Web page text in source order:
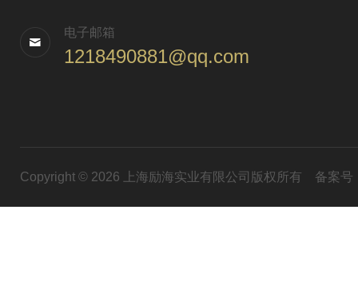
电子邮箱
1218490881@qq.com
Copyright © 2026 上海励海实业有限公司版权所有 备案号